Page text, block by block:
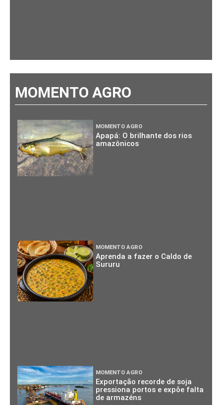
MOMENTO AGRO
MOMENTO AGRO
Apapá: O brilhante dos rios
amazônicos
MOMENTO AGRO
Aprenda a fazer o Caldo de
Sururu
MOMENTO AGRO
Exportação recorde de soja
pressiona portos e expõe falta
de armazéns